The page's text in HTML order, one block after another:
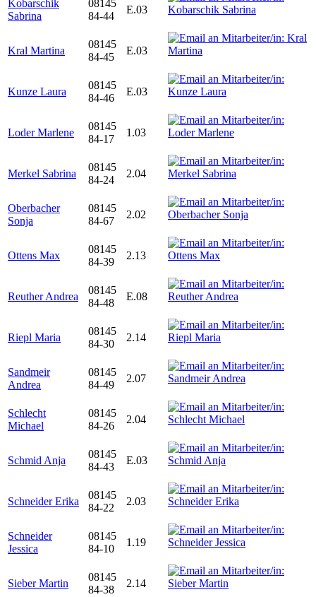
Kobarschik
Sabrina
08145
84-44
E.03
Kral Martina
08145
84-45
E.03
Kunze Laura
08145
84-46
E.03
Loder Marlene
08145
84-17
1.03
Merkel Sabrina
08145
84-24
2.04
Oberbacher
Sonja
08145
84-67
2.02
Ottens Max
08145
84-39
2.13
Reuther Andrea
08145
84-48
E.08
Riepl Maria
08145
84-30
2.14
Sandmeir
Andrea
08145
84-49
2.07
Schlecht
Michael
08145
84-26
2.04
Schmid Anja
08145
84-43
E.03
Schneider Erika
08145
84-22
2.03
Schneider
Jessica
08145
84-10
1.19
Sieber Martin
08145
84-38
2.14